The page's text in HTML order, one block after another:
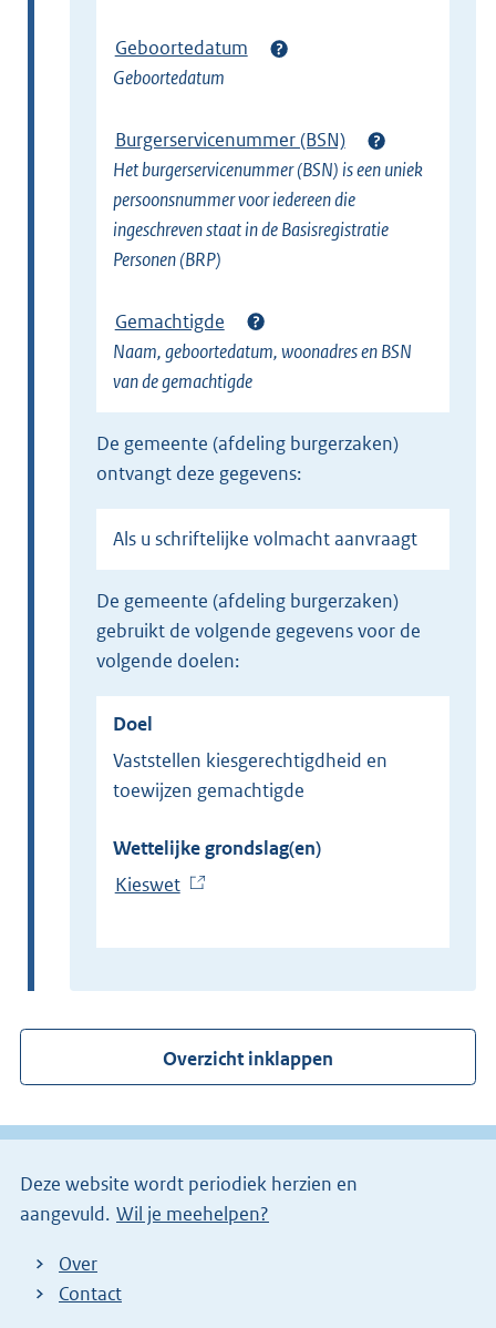
Geboortedatum
Geboortedatum
Burgerservicenummer (BSN)
Het burgerservicenummer (BSN) is een uniek
persoonsnummer voor iedereen die
ingeschreven staat in de Basisregistratie
Personen (BRP)
Gemachtigde
Naam, geboortedatum, woonadres en BSN
van de gemachtigde
de gemeente (afdeling burgerzaken)
ontvangt deze gegevens:
Als u schriftelijke volmacht aanvraagt
de gemeente (afdeling burgerzaken)
gebruikt de volgende gegevens voor de
volgende doelen:
Doel
Vaststellen kiesgerechtigdheid en
toewijzen gemachtigde
Wettelijke grondslag(en)
Kieswet(
x
r
n
l
n
k
Overzicht inklappen
Deze website wordt periodiek herzien en
aangevuld. Wil je meehelpen?
Over
Contact